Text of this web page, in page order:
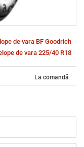
de vara BF Goodrich
de vara 225/40 R18
La comandă